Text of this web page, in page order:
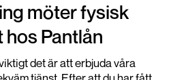
möter fysisk
Pantlån
det är att erbjuda våra